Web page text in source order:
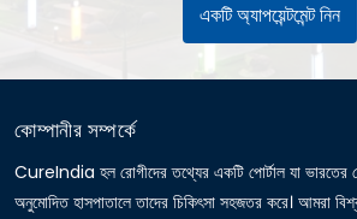
একটি অ্যাপয়েন্টমেন্ট নিন
কোম্পানীর সম্পর্কে
CureIndia হল রোগীদের তথ্যের একটি পোর্টাল যা
অনুমোদিত হাসপাতালে তাদের চিকিৎসা সহজতর করে। আমরা